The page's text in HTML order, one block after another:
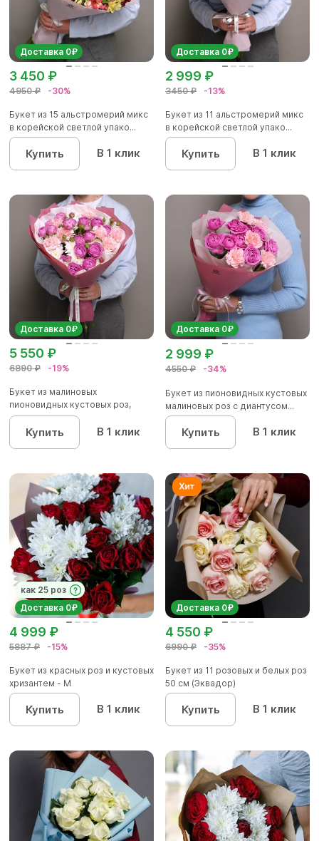
Доставка 0₽
4950 ₽ -30%
3 450 ₽
Букет из 15 альстромерий микс
в корейской светлой упако...
Купить В 1 клик
Доставка 0₽
3450 ₽ -13%
2 999 ₽
Букет из 11 альстромерий микс
в корейской светлой упако...
Купить В 1 клик
Доставка 0₽
6890 ₽ -19%
5 550 ₽
Букет из малиновых
пионовидных кустовых роз,
хризантемы...
Купить В 1 клик
Доставка 0₽
4550 ₽ -34%
2 999 ₽
Букет из пионовидных кустовых
малиновых роз с диантусом...
Купить В 1 клик
как 25 роз
Доставка 0₽
5887 ₽ -15%
4 999 ₽
Букет из красных роз и кустовых
хризантем - М
Купить В 1 клик
Доставка 0₽
6990 ₽ -35%
4 550 ₽
Букет из 11 розовых и белых роз
50 см (Эквадор)
Купить В 1 клик